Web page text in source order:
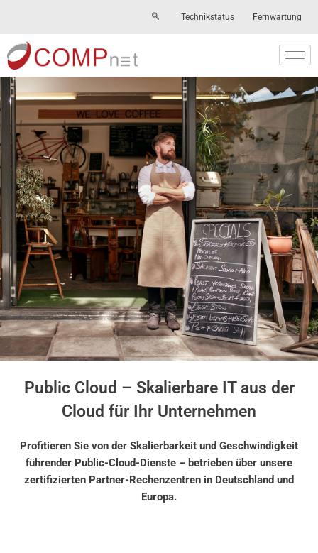
Skip
to
content
Technikstatus Fernwartung
Public Cloud – Skalierbare IT aus der
Cloud für Ihr Unternehmen
Profitieren Sie von der Skalierbarkeit und Geschwindigkeit
führender Public-Cloud-Dienste – betrieben über unsere
zertifizierten Partner-Rechenzentren in Deutschland und
Europa.